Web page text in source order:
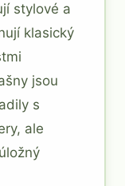
stylové a
klasický
jsou
s
ale